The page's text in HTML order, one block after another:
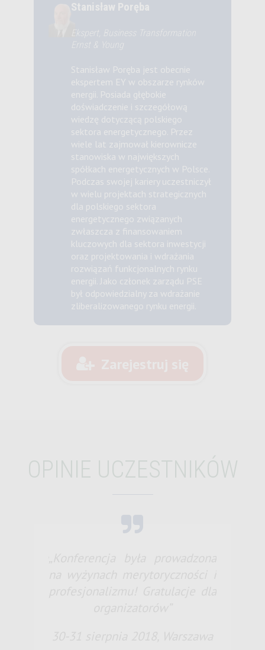
Stanisław Poręba
Ekspert, Business Transformation
Ernst & Young
Stanisław Poręba jest obecnie
ekspertem EY w obszarze rynków
energii. Posiada głębokie
doświadczenie i szczegółową
wiedzę dotyczącą polskiego
sektora energetycznego. Przez
wiele lat zajmował kierownicze
stanowiska w największych
spółkach energetycznych w Polsce.
Podczas swojej kariery uczestniczył
w wielu projektach strategicznych
dla polskiego sektora
energetycznego związanych
zwłaszcza z finansowaniem
kluczowych dla sektora inwestycji
oraz projektowania i wdrażania
rozwiązań funkcjonalnych rynku
energii. Jako członek zarządu PSE
był odpowiedzialny za wdrażanie
zliberalizowanego rynku energii.
OPINIE UCZESTNIKÓW